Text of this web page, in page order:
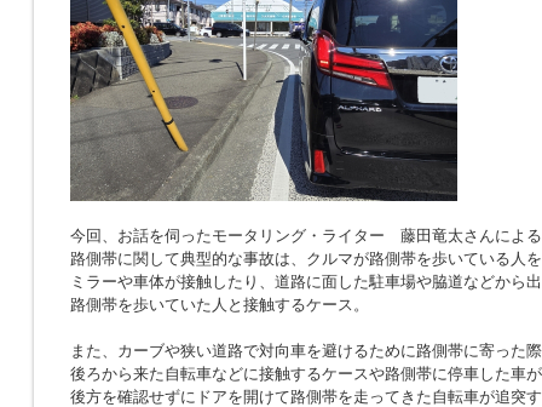
今回、お話を伺ったモータリング・ライター 藤田竜太さんによ
路側帯に関して典型的な事故は、クルマが路側帯を歩いている人
ミラーや車体が接触したり、道路に面した駐車場や脇道などから
路側帯を歩いていた人と接触するケース。
また、カーブや狭い道路で対向車を避けるために路側帯に寄った
後ろから来た自転車などに接触するケースや路側帯に停車した車
後方を確認せずにドアを開けて路側帯を走ってきた自転車が追突